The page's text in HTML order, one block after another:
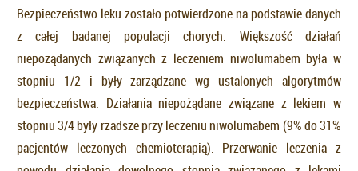
Bezpieczeństwo leku zostało potwierdzone na podstawie danych
z całej badanej populacji chorych. Większość działań
niepożądanych związanych z leczeniem niwolumabem była w
stopniu 1/2 i były zarządzane wg ustalonych algorytmów
bezpieczeństwa. Działania niepożądane związane z lekiem w
stopniu 3/4 były rzadsze przy leczeniu niwolumabem (9% do 31%
pacjentów leczonych chemioterapią). Przerwanie leczenia z